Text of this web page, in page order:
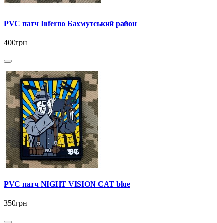
PVC патч Inferno Бахмутський район
400грн
PVC патч NIGHT VISION CAT blue
350грн